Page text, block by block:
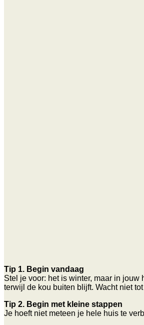
Tip 1. Begin vandaag
Stel je voor: het is winter, maar in
terwijl de kou buiten blijft. Wacht niet
Tip 2. Begin met kleine stappen
Je hoeft niet meteen je hele huis te